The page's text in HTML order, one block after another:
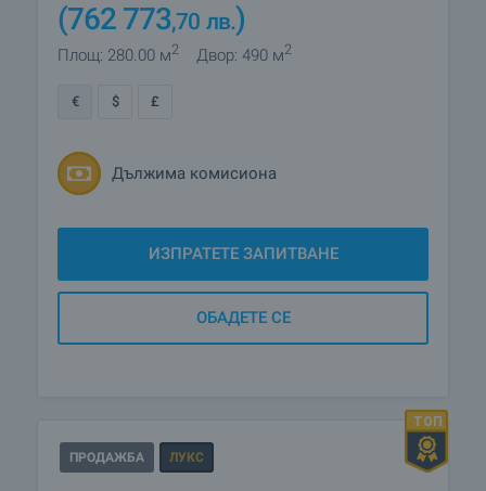
(762 773,70 лв.)
Площ: 280.00 м2 Двор: 490 м2
€ $ £
Дължима комисиона
ИЗПРАТЕТЕ ЗАПИТВАНЕ
ОБАДЕТЕ СЕ
ПРОДАЖБА ЛУКС